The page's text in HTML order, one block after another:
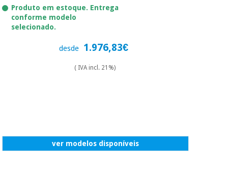
Produto em estoque. Entrega
conforme modelo
selecionado.
desde 1.976,83€
( IVA incl. 21%)
ver modelos disponíveis